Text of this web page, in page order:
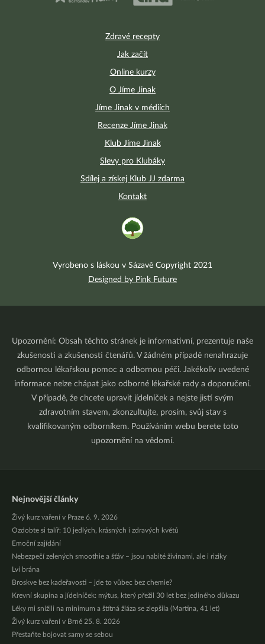
Zdravé recepty
Jak začít
Online kurzy
O Jíme Jinak
Jíme Jinak v médiích
Recenze Jíme Jinak
Klub Jíme Jinak
Slevy pro Klubáky
Sdílej a získej Klub JJ zdarma
Kontakt
Vyrobeno s láskou v Sázavě Copyright 2021
Designed by Pink Future
Upozornění: Obsah těchto stránek je informativní, prezentuje naše
zkušenosti a zkušenosti čtenářů. V žádném případě nenahrazuje
odbornou lékařskou pomoc a odbornou péči. Jakékoliv uvedené
informace nelze chápat jako odborné lékařské rady a doporučení.
V případě, že chcete upravit jídelníček a nejste jistí svým
zdravotním stavem, zkonzultujte, prosím, svůj stav s
kvalifikovaným odborníkem. Používáním webu berete toto
upozornění na vědomí.
Nejnovější články
Živý kurz vaření v Praze 6. 9. 2026
Ozdobte si talíř: 10 jedlých, krásných i zdravých květů
Emoční zajídání
Nebezpečí zelených smoothie a šťáv – jsou nabité živinami, ale i riziky
Lví brána
Broskve bez kadeřavosti – jde to vůbec bez chemie?
Krevní skupina a jídelníček: mýtus, který přežil 30 let bez jediného důkazu
Léky mi snížili na minimum a štítná žláza se zlepšila (Martina, 41 let)
Živý kurz vaření v Brně 25. 8. 2026
Přestaňte bojovat samy se sebou